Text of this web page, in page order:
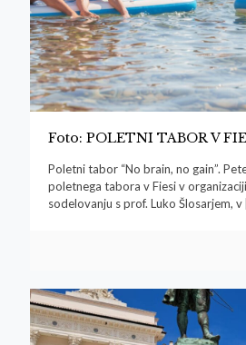
Foto: POLETNI TABOR V
Poletni tabor “No brain, no gain”.
poletnega tabora v Fiesi v
sodelovanju s prof. Luko Šlosarjem, v